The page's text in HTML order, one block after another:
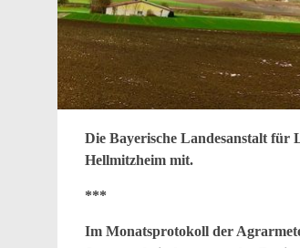
Die Bayerische Landesanstalt für
Hellmitzheim mit.
***
Im Monatsprotokoll der